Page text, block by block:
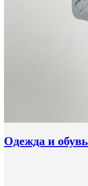
Одежда и обувь